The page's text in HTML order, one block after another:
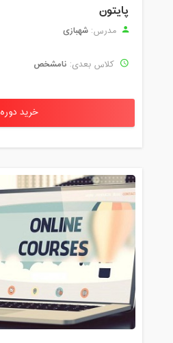
پایتون
مدرس: شهبازی
کلاس بعدی: نامشخص
خرید دوره